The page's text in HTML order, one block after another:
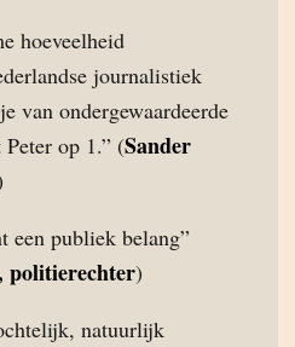
hoeveelheid
journalistiek
van ondergewaardeerde
op 1.” (Sander
een publiek belang”
politierechter)
natuurlijk